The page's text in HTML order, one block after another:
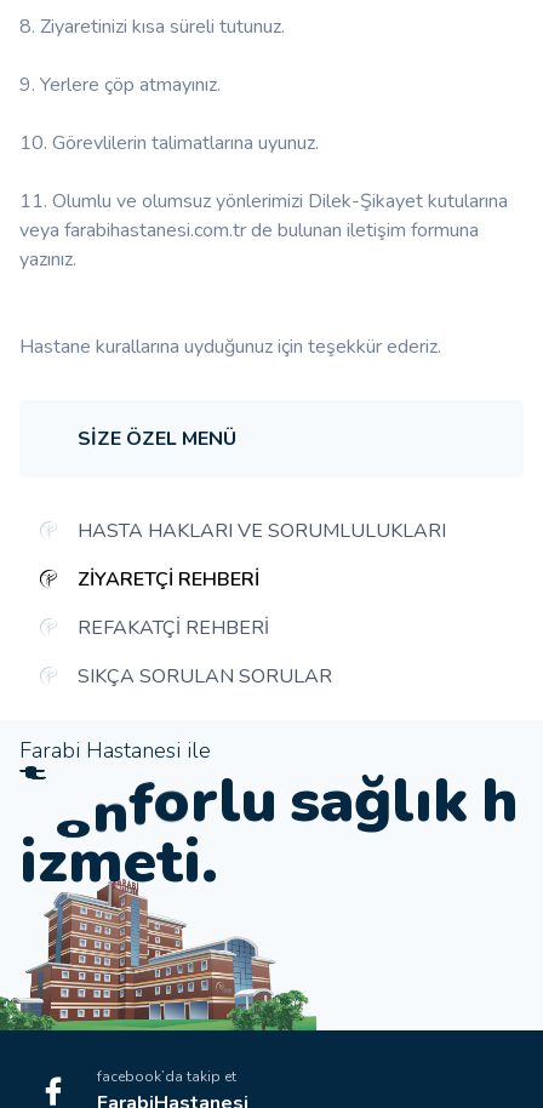
SIZE ÖZEL MENÜ
HASTA HAKLARI VE SORUMLULUKLARI
ZIYARETÇI REHBERI
REFAKATÇI REHBERI
SIKÇA SORULAN SORULAR
8. Ziyaretinizi kısa süreli tutunuz.
9. Yerlere çöp atmayınız.
10. Görevlilerin talimatlarına uyunuz.
11. Olumlu ve olumsuz yönlerimizi Dilek-Şikayet kutularına
veya farabihastanesi.com.tr de bulunan iletişim formuna
yazınız.
Hastane kurallarına uyduğunuz için teşekkür ederiz.
Farabi Hastanesi ile
f orlu sağlık h
izmeti.
t e
facebook’da takip et